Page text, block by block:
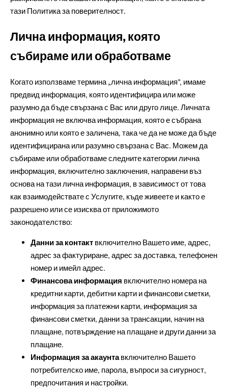
тази Политика за поверителност.
Лична информация, която
събираме или обработваме
Когато използваме термина „лична информация“, имаме
предвид информация, която идентифицира или може
разумно да бъде свързана с Вас или друго лице. Личната
информация не включва информация, която е събрана
анонимно или която е заличена, така че да не може да бъде
идентифицирана или разумно свързана с Вас. Можем да
събираме или обработваме следните категории лична
информация, включително заключения, направени въз
основа на тази лична информация, в зависимост от това
как взаимодействате с Услугите, къде живеете и както е
разрешено или се изисква от приложимото
законодателство:
Данни за контакт включително Вашето име, адрес,
адрес за фактуриране, адрес за доставка, телефонен
номер и имейл адрес.
Финансова информация включително номера на
кредитни карти, дебитни карти и финансови сметки,
информация за платежни карти, информация за
финансови сметки, данни за трансакции, начин на
плащане, потвърждение на плащане и други данни за
плащане.
Информация за акаунтавключително Вашето
потребителско име, парола, въпроси за сигурност,
предпочитания и настройки.